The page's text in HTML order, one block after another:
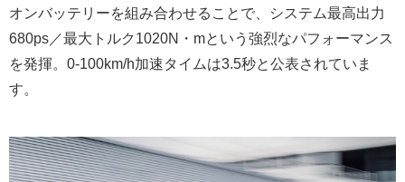
オンバッテリーを組み合わせることで、システム最高出力
680ps／最大トルク1020N・mという強烈なパフォーマンス
を発揮。0-100km/h加速タイムは3.5秒と公表されていま
す。